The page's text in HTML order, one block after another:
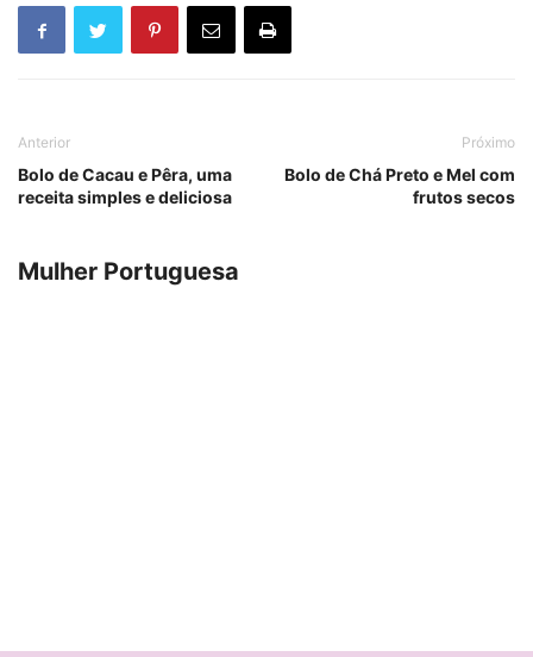
Anterior
Bolo de Cacau e Pêra, uma
receita simples e deliciosa
Próximo
Bolo de Chá Preto e Mel com
frutos secos
Mulher Portuguesa